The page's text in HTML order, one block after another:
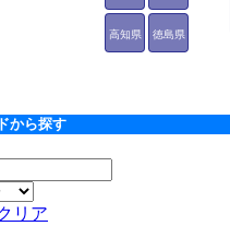
徳島県
高知県
から探す
リア